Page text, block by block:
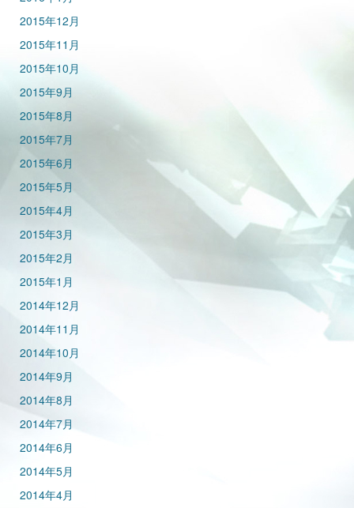
2015年12月
2015年11月
2015年10月
2015年9月
2015年8月
2015年7月
2015年6月
2015年5月
2015年4月
2015年3月
2015年2月
2015年1月
2014年12月
2014年11月
2014年10月
2014年9月
2014年8月
2014年7月
2014年6月
2014年5月
2014年4月